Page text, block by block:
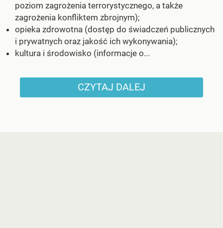
poziom zagrożenia terrorystycznego, a także
zagrożenia konfliktem zbrojnym);
opieka zdrowotna (dostęp do świadczeń publicznych
i prywatnych oraz jakość ich wykonywania);
kultura i środowisko (informacje o...
CZYTAJ DALEJ